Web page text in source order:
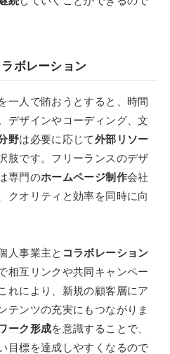
ボレーション
一人で賄おうとすると、時間
デザインやコーディング、文
野は必要に応じて外部リソー
肢です。フリーランスのデザ
専門のホームページ制作会社
クオリティと効率を同時に向
人事業主と コラボレーション
相互リンクや共同キャンペー
れにより、新規の顧客層にア
テンツの充実にもつながりま
ーク形成を意識することで、
目標を達成しやすくなるので